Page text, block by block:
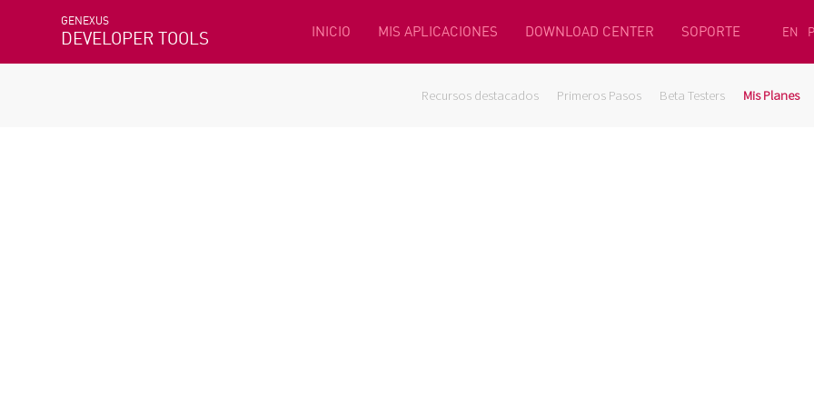
GENEXUS
DEVELOPER TOOLS INICIO MIS APLICACIONES DOWNLOAD CENTER SOPORTE EN
Recursos destacados Primeros Pasos Beta Testers Mis Planes